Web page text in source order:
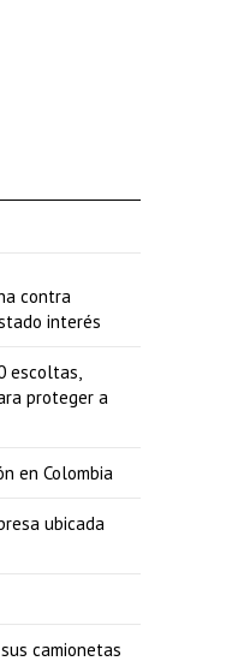
contra
interés
escoltas,
proteger a
en Colombia
ubicada
camionetas